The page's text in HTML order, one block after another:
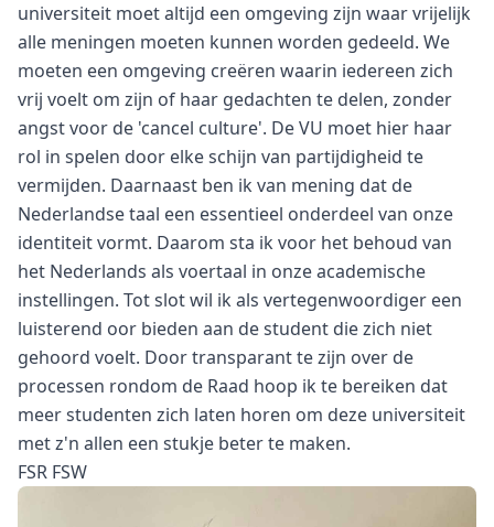
universiteit moet altijd een omgeving zijn waar vrijelijk
alle meningen moeten kunnen worden gedeeld. We
moeten een omgeving creëren waarin iedereen zich
vrij voelt om zijn of haar gedachten te delen, zonder
angst voor de 'cancel culture'. De VU moet hier haar
rol in spelen door elke schijn van partijdigheid te
vermijden. Daarnaast ben ik van mening dat de
Nederlandse taal een essentieel onderdeel van onze
identiteit vormt. Daarom sta ik voor het behoud van
het Nederlands als voertaal in onze academische
instellingen. Tot slot wil ik als vertegenwoordiger een
luisterend oor bieden aan de student die zich niet
gehoord voelt. Door transparant te zijn over de
processen rondom de Raad hoop ik te bereiken dat
meer studenten zich laten horen om deze universiteit
met z'n allen een stukje beter te maken.
FSR FSW